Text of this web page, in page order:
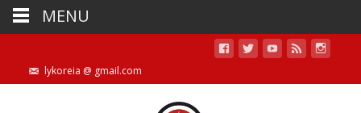
lykoreia @ gmail.com
MENU